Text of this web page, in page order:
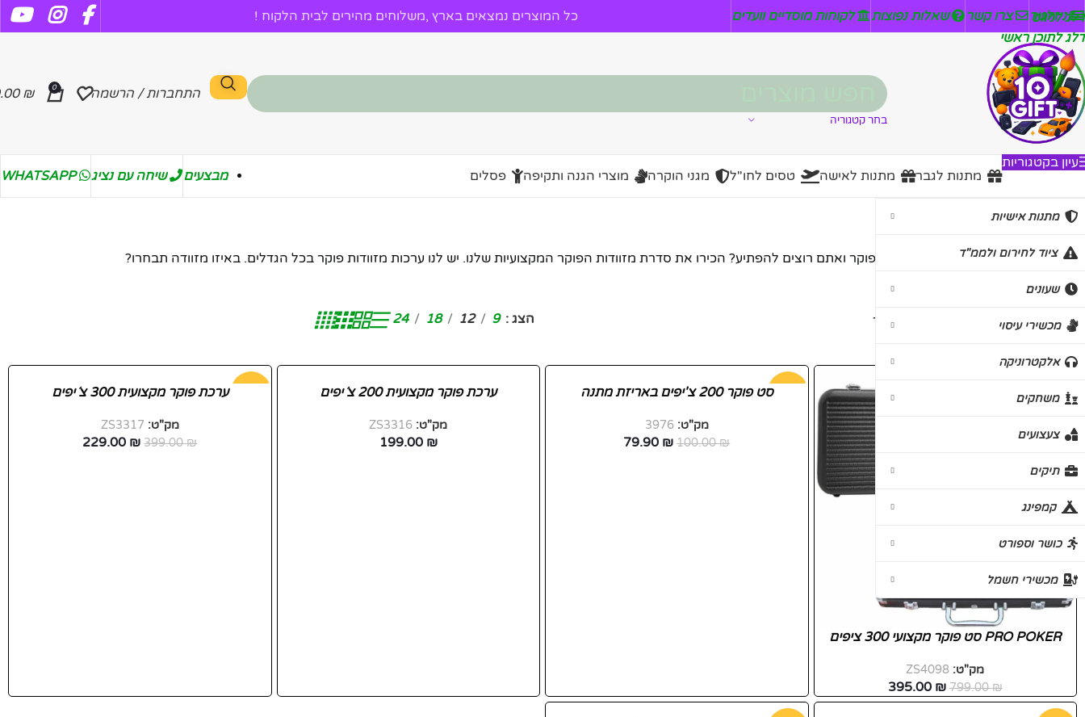
דלג לניווט
דלג לתוכן ראשי
ניזלטר צרו קשר שאלות נפוצות לקוחות מוסדיים וועדים כל המוצרים נמצאים בארץ ,משלוחים מהירים לבית הלקוח !
בחר קטגוריה
התחברות / הרשמה 0
₪
עיון בקטגוריות
מתנות אישיות
ציוד לחירום ולממ"ד
שעונים
מכשירי עיסוי
אלקטרוניקה
משחקים
צעצועים
תיקים
קמפינג
כושר וספורט
מכשירי חשמל
מתנות לגבר מתנות לאישה טסים לחו"ל מגני הוקרה מוצרי הגנה ותקיפה פסלים מבצעים שיחה עם נציג WHATSAPP
מזוודות פוקר
אוהבים פוקר? חברים שלכם אוהבים פוקר ואתם רוצים להפתיע? הכירו את סדרת מזוודות הפוקר המקצועיות שלנו. יש לנו ערכות מזוודות פוקר בכל הגדלים. באיזו מזוודה תבחרו?
עמוד הבית/ משחקים מזוודות פוקר הצג 9
12
18
24
-51%
חדש
PRO POKER סט פוקר מקצועי 300 ציפים
מק"ט: ZS4098
799.00₪
395.00 ₪
-20%סט פוקר 200 צ'יפים באריזת מתנה
מק"ט:3976
100.00₪
79.90 ₪
ערכת פוקר מקצועית 200 צ´יפים
מק"ט: ZS3316
199.00 ₪
ערכת פוקר מקצועית 300 צ´יפים
מק"ט: ZS3317
399.00₪
229.00 ₪
אינסטגרם